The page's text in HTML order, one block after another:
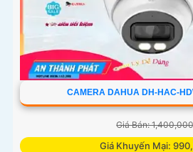
CAMERA DAHUA DH-HAC-
Giá Bán:
Giá Khuyến Mại: